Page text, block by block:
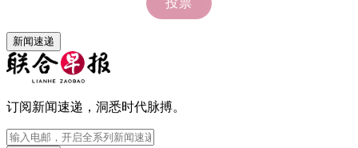
新闻速递
订阅新闻速递，洞悉时代脉搏。